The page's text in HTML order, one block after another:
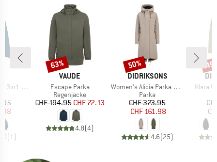
Parka
Preis
( 1)
MARKE
VAUDE
Artikel
Escape Parka
Produktgruppe
Regenjacke
Preis
CHF 194.95reduzierter Preis
CHF 72.13
4.8(4)
Rabatt
63%
MARKE
DIDRIKSONS
Artikel
Women's Alicia Parka Long 3
Produktgruppe
Parka
Preis
CHF 323.95reduzierter Preis
CHF 161.98
4.6(25)
Rabatt
50%
Artikel
Klara